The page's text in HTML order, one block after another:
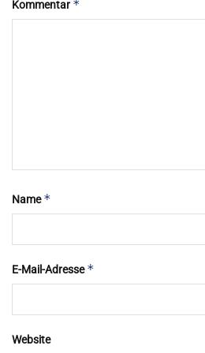
Kommentar *
Name*
E-Mail-Adresse*
Website